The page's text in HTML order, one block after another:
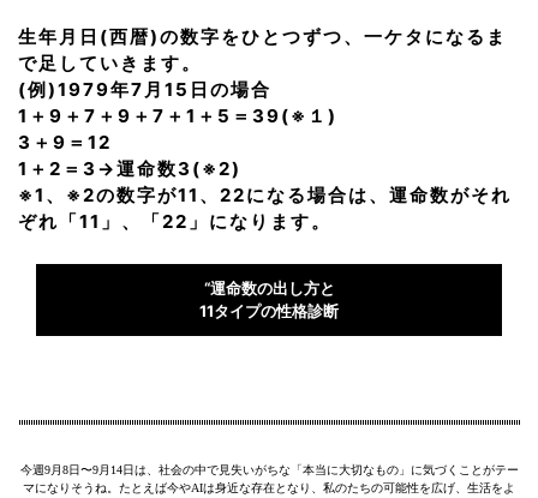
生年月日(西暦)の数字をひとつずつ、一ケタになるま
で足していきます。
(例)1979年7月15日の場合
1＋9＋7＋9＋7＋1＋5＝39(※１)
3＋9＝12
1＋2＝3→運命数3(※2)
※1、※2の数字が11、22になる場合は、運命数がそれ
ぞれ「11」、「22」になります。
“運命数の出し方と
11タイプの性格診断
今週9月8日〜9月14日は、社会の中で見失いがちな「本当に大切なもの」に気づくことがテー
マになりそうね。たとえば今やAIは身近な存在となり、私のたちの可能性を広げ、生活をよ